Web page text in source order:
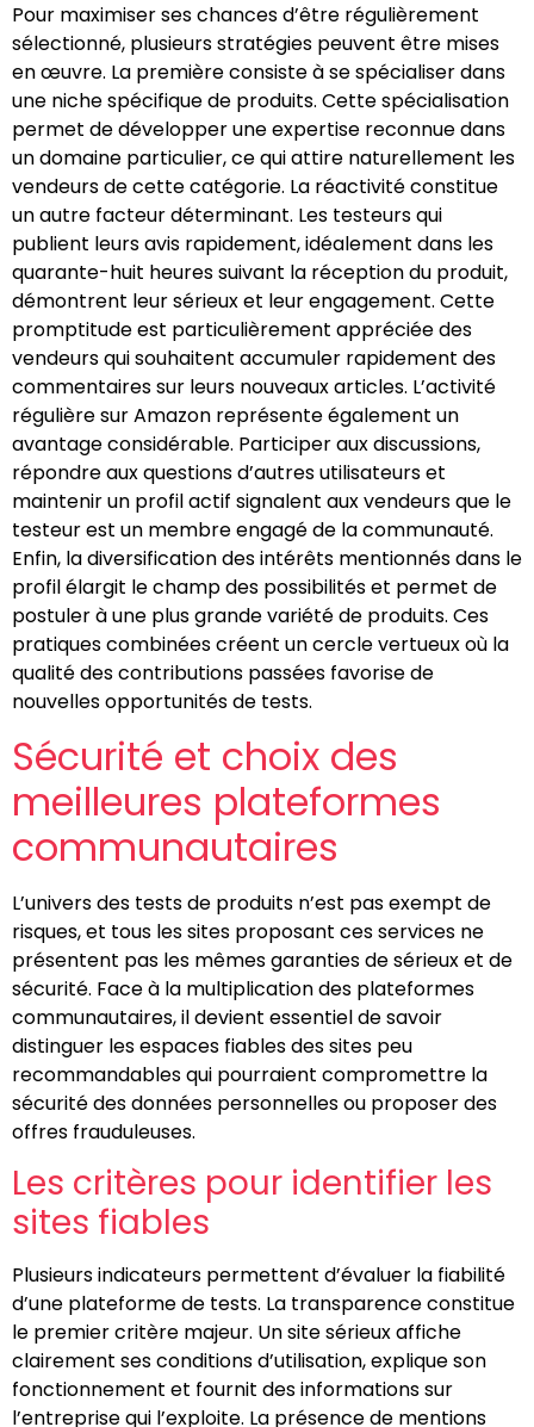
Pour maximiser ses chances d’être régulièrement
sélectionné, plusieurs stratégies peuvent être mises
en œuvre. La première consiste à se spécialiser dans
une niche spécifique de produits. Cette spécialisation
permet de développer une expertise reconnue dans
un domaine particulier, ce qui attire naturellement les
vendeurs de cette catégorie. La réactivité constitue
un autre facteur déterminant. Les testeurs qui
publient leurs avis rapidement, idéalement dans les
quarante-huit heures suivant la réception du produit,
démontrent leur sérieux et leur engagement. Cette
promptitude est particulièrement appréciée des
vendeurs qui souhaitent accumuler rapidement des
commentaires sur leurs nouveaux articles. L’activité
régulière sur Amazon représente également un
avantage considérable. Participer aux discussions,
répondre aux questions d’autres utilisateurs et
maintenir un profil actif signalent aux vendeurs que le
testeur est un membre engagé de la communauté.
Enfin, la diversification des intérêts mentionnés dans le
profil élargit le champ des possibilités et permet de
postuler à une plus grande variété de produits. Ces
pratiques combinées créent un cercle vertueux où la
qualité des contributions passées favorise de
nouvelles opportunités de tests.
Sécurité et choix des
meilleures plateformes
communautaires
L’univers des tests de produits n’est pas exempt de
risques, et tous les sites proposant ces services ne
présentent pas les mêmes garanties de sérieux et de
sécurité. Face à la multiplication des plateformes
communautaires, il devient essentiel de savoir
distinguer les espaces fiables des sites peu
recommandables qui pourraient compromettre la
sécurité des données personnelles ou proposer des
offres frauduleuses.
Les critères pour identifier les
sites fiables
Plusieurs indicateurs permettent d’évaluer la fiabilité
d’une plateforme de tests. La transparence constitue
le premier critère majeur. Un site sérieux affiche
clairement ses conditions d’utilisation, explique son
fonctionnement et fournit des informations sur
l’entreprise qui l’exploite. La présence de mentions